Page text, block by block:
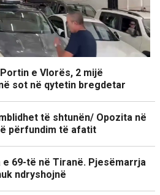
e Vlorës, 2 mijë
sot në qytetin bregdetar
të shtunën/ Opozita në
përfundim të afatit
69-të në Tiranë. Pjesëmarrja
ndryshojnë